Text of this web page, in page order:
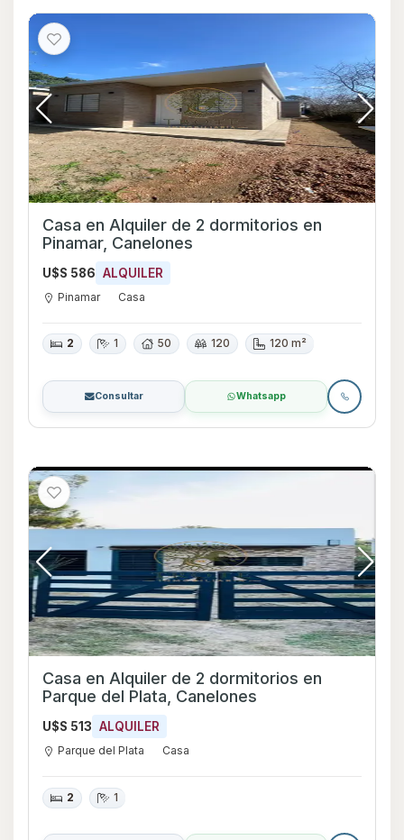
Casa en Alquiler de 2 dormitorios en
Pinamar, Canelones
U$S 586 ALQUILER
Pinamar Casa
2 1 50 120 120 m²
Consultar Whatsapp
Casa en Alquiler de 2 dormitorios en
Parque del Plata, Canelones
U$S 513 ALQUILER
Parque del Plata Casa
2 1